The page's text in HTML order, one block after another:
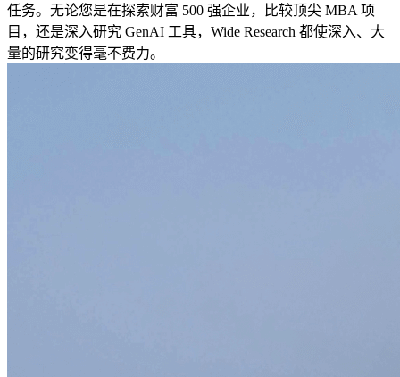
任务。无论您是在探索财富 500 强企业，比较顶尖 MBA 项
目，还是深入研究 GenAI 工具，Wide Research 都使深入、大
量的研究变得毫不费力。